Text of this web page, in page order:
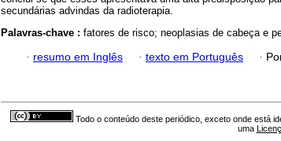
secundárias advindas da radioterapia.
Palavras-chave : fatores de risco; neoplasias de cabeça e
· resumo em Inglês · texto em Português ·
Todo o conteúdo deste periódico, exceto onde está
uma